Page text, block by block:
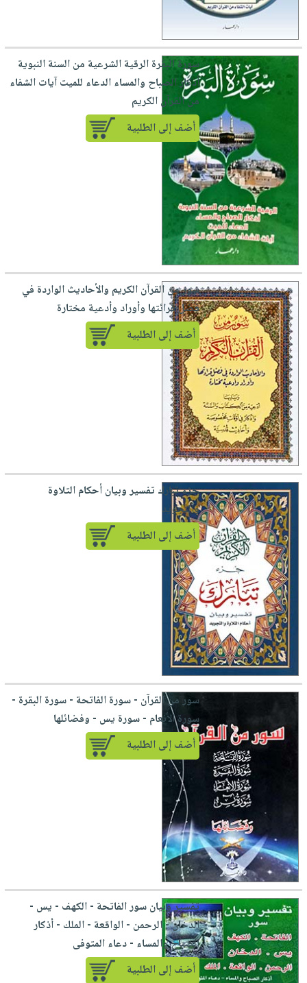
سورة البقرة الرقية الشرعية من السنة النبوية
أذكار الصباح والمساء الدعاء للميت آيات الشفاء
من القرآن الكريم
أضف إلى الطلبية
سور من القرآن الكريم والأحاديث الواردة في
فضل قرائتها وأوراد وأدعية مختارة
أضف إلى الطلبية
جزء تبارك تفسير وبيان أحكام التلاوة
والتجويد
أضف إلى الطلبية
سور من القرآن - سورة الفاتحة - سورة البقرة -
سورة الأنعام - سورة يس - وفضائلها
أضف إلى الطلبية
تفسير وبيان سور الفاتحة - الكهف - يس -
الدخان - الرحمن - الواقعة - الملك - أذكار
الصباح والمساء - دعاء المتوفى
أضف إلى الطلبية